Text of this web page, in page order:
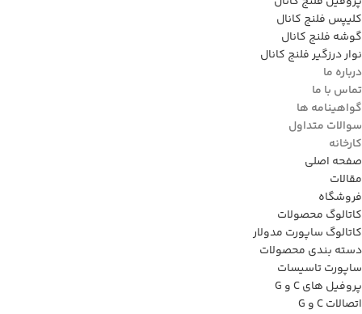
کلیپس فلنج کانال
گوشه فلنج کانال
نوار درزگیر فلنج کانال
درباره ما
تماس با ما
گواهینامه ها
سوالات متداول
کارخانه
صفحه اصلی
مقالات
فروشگاه
کاتالوگ محصولات
کاتالوگ ساپورت مدولار
دسته بندی محصولات
ساپورت تاسیسات
پروفیل های C و G
اتصالات C و G